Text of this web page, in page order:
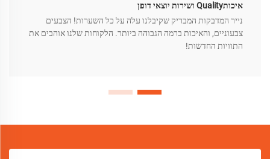
איכותQuality ושירות יוצאי דופן
נייר המדבקות המבריק שקיבלנו עלה על כל השערות! הצבעים
צבעוניים, והאיכות ברמה הגבוהה ביותר. הלקוחות שלנו אוהבים את
התוויות החדשות!